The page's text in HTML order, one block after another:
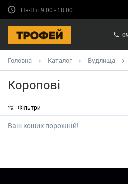
Пн-Пт: 9:00 - 18:00
Головна Каталог Вудлища
Коропові
Фільтри
Ваш кошик порожній!